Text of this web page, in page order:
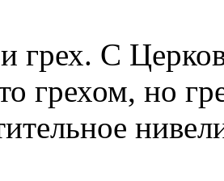
грех. С
грехом, но